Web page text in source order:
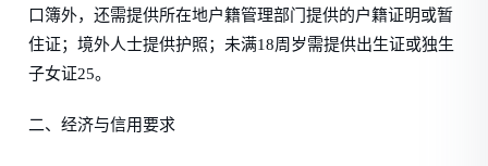
口簿外，还需提供所在地户籍管理部门提供的户籍证明或暂
住证；境外人士提供护照；未满18周岁需提供出生证或独生
子女证25。
二、经济与信用要求